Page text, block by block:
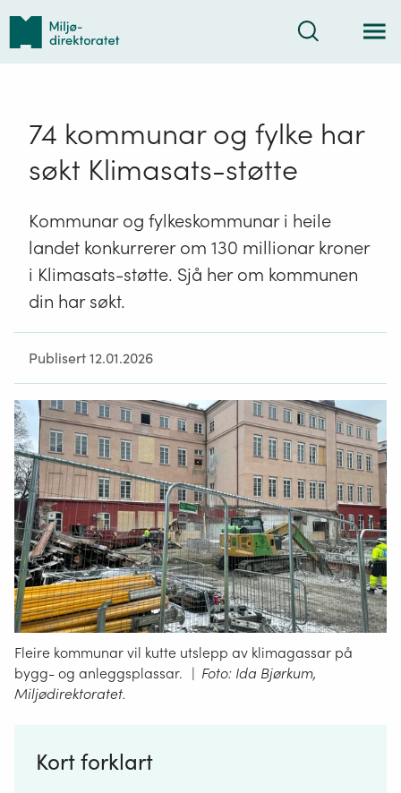
Tilbake
forsiden
Søk
74 kommunar og fylke har
søkt Klimasats-støtte
Kommunar og fylkeskommunar i heile
landet konkurrerer om 130 millionar kroner
i Klimasats-støtte. Sjå her om kommunen
din har søkt.
Publisert 12.01.2026
Fleire kommunar vil kutte utslepp av klimagassar på
bygg- og anleggsplassar. | Foto: Ida Bjørkum,
Miljødirektoratet.
Kort forklart